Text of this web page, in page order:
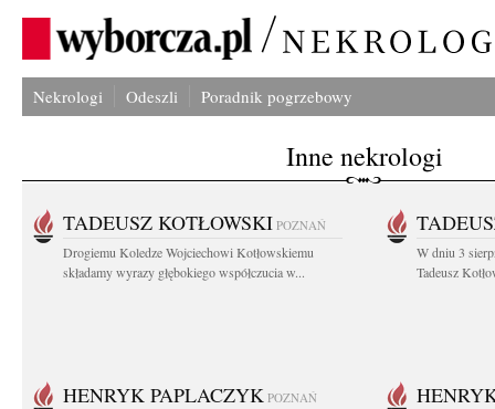
Nekrologi Odeszli Poradnik pogrzebowy
Inne nekrologi
TADEUSZ KOTŁOWSKI POZNAŃ
Drogiemu Koledze Wojciechowi Kotłowskiemu
składamy wyrazy głębokiego współczucia w...
W dniu 3
Tadeusz
HENRYK PAPLACZYK POZNAŃ